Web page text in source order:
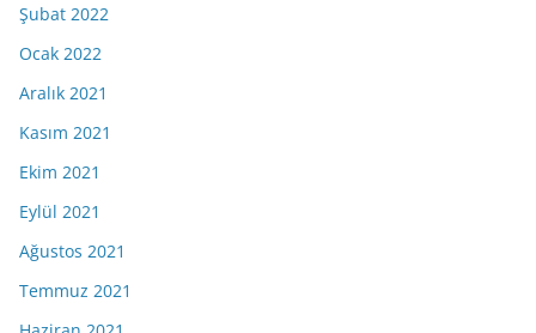
Şubat 2022
Ocak 2022
Aralık 2021
Kasım 2021
Ekim 2021
Eylül 2021
Ağustos 2021
Temmuz 2021